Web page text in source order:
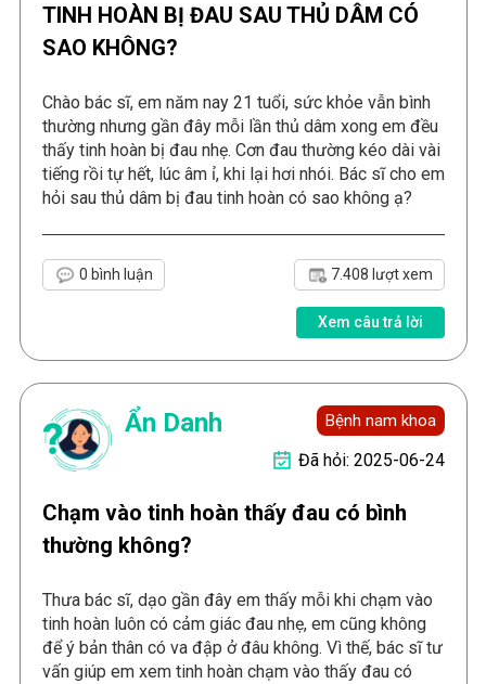
TINH HOÀN BỊ ĐAU SAU THỦ DÂM CÓ
SAO KHÔNG?
Chào bác sĩ, em năm nay 21 tuổi, sức khỏe vẫn bình
thường nhưng gần đây mỗi lần thủ dâm xong em đều
thấy tinh hoàn bị đau nhẹ. Cơn đau thường kéo dài vài
tiếng rồi tự hết, lúc âm ỉ, khi lại hơi nhói. Bác sĩ cho em
hỏi sau thủ dâm bị đau tinh hoàn có sao không ạ?
0 bình luận 7.408 lượt xem
Xem câu trả lời
Ẩn Danh Bệnh nam khoa
Đã hỏi: 2025-06-24
Chạm vào tinh hoàn thấy đau có bình
thường không?
Thưa bác sĩ, dạo gần đây em thấy mỗi khi chạm vào
tinh hoàn luôn có cảm giác đau nhẹ, em cũng không
để ý bản thân có va đập ở đâu không. Vì thế, bác sĩ tư
vấn giúp em xem tinh hoàn chạm vào thấy đau có